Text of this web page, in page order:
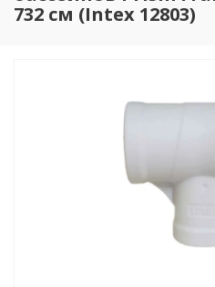
732 см (Intex 12803)